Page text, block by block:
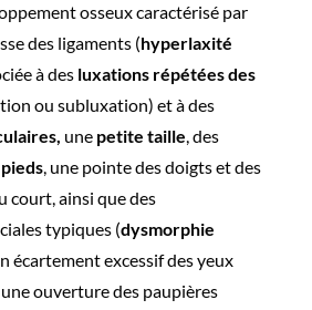
osseux caractérisé par
des ligaments (hyperlaxité
à des luxations répétées des
ou subluxation) et à des
une petite taille, des
, une pointe des doigts et des
court, ainsi que des
typiques (dysmorphie
écartement excessif des yeux
une ouverture des paupières